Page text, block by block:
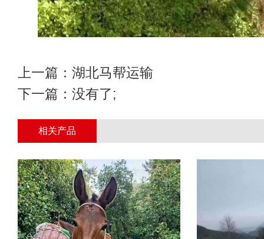
上一篇： 湖北马帮运输
下一篇：没有了;
相关产品